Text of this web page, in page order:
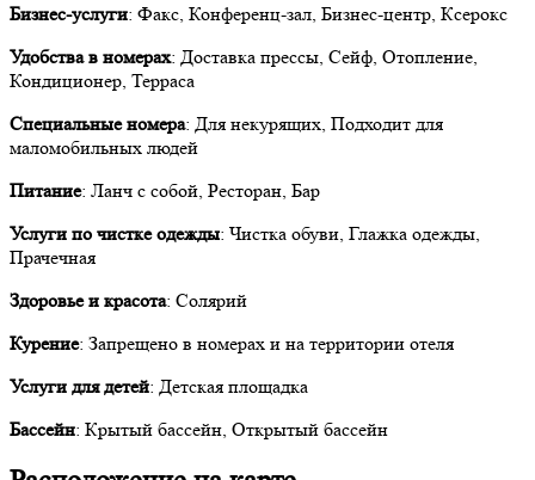
Бизнес-услуги: Факс, Конференц-зал, Бизнес-центр, Ксерокс
Удобства в номерах: Доставка прессы, Сейф, Отопление,
Кондиционер, Терраса
Специальные номера: Для некурящих, Подходит для
маломобильных людей
Питание: Ланч с собой, Ресторан, Бар
Услуги по чистке одежды: Чистка обуви, Глажка одежды,
Прачечная
Здоровье и красота: Солярий
Курение: Запрещено в номерах и на территории отеля
Услуги для детей: Детская площадка
Бассейн: Крытый бассейн, Открытый бассейн